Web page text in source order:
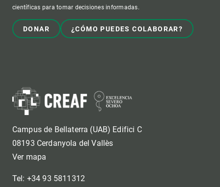
científicas para tomar decisiones informadas.
DONAR ¿CÓMO PUEDES COLABORAR?
Campus de Bellaterra (UAB) Edifici C
08193 Cerdanyola del Vallès
Ver mapa
Tel: +34 93 5811312